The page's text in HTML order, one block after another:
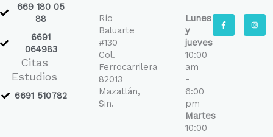
669 180 05
88
6691
064983
Citas
Estudios
6691 510782
Río
Baluarte
#130
Col.
Ferrocarrilera
82013
Mazatlán,
Sin.
Lunes
y
jueves
10:00
am
-
6:00
pm
Martes
10:00
F
a
c
e
I
n
s
t